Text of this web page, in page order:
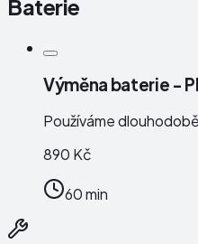
Baterie
Výměna baterie -
Používáme
890 Kč
60 min